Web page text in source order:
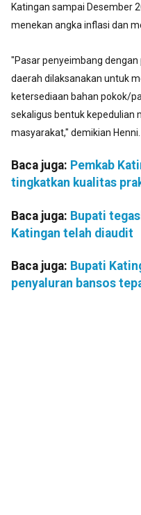
Katingan sampai Desember
menekan angka inflasi dan
"Pasar penyeimbang
daerah dilaksanakan untuk
ketersediaan bahan pokok/
sekaligus bentuk kepedulian
masyarakat," demikian Henni.
Baca juga: Pemkab
tingkatkan kualitas
Baca juga: Bupati
Katingan telah diaudit
Baca juga: Bupati
penyaluran bansos